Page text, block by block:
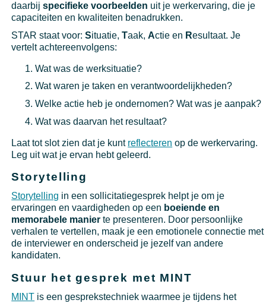
daarbijspecifieke voorbeelden uit je werkervaring, die je
capaciteiten en kwaliteiten benadrukken.
STAR staat voor:Situatie,Taak,Actie en Resultaat. Je
vertelt achtereenvolgens:
Wat was de werksituatie?
Wat waren je taken en verantwoordelijkheden?
Welke actie heb je ondernomen? Wat was je aanpak?
Wat was daarvan het resultaat?
Laat tot slot zien dat je kunt reflecteren op de werkervaring.
Leg uit wat je ervan hebt geleerd.
Storytelling
Storytelling in een sollicitatiegesprek helpt je om je
ervaringen en vaardigheden op een boeiende en
memorabele manier te presenteren. Door persoonlijke
verhalen te vertellen, maak je een emotionele connectie met
de interviewer en onderscheid je jezelf van andere
kandidaten.
Stuur het gesprek met MINT
MINT is een gesprekstechniek waarmee je tijdens het